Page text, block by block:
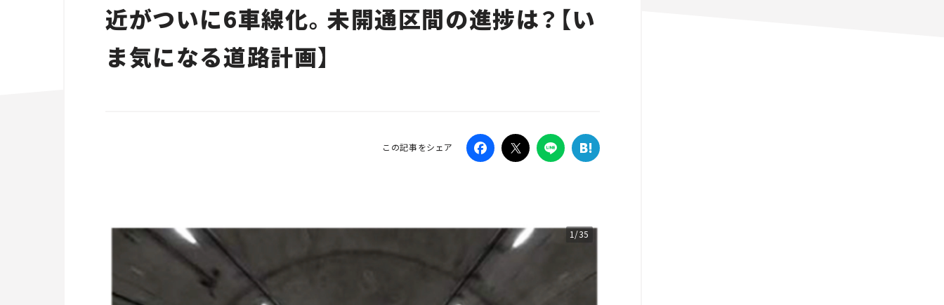
近がついに6車線化。未開通区間の進捗は？【い
ま気になる道路計画】
この記事をシェア
1/35
Series